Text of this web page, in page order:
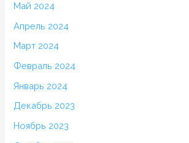
Май 2024
Апрель 2024
Март 2024
Февраль 2024
Январь 2024
Декабрь 2023
Ноябрь 2023